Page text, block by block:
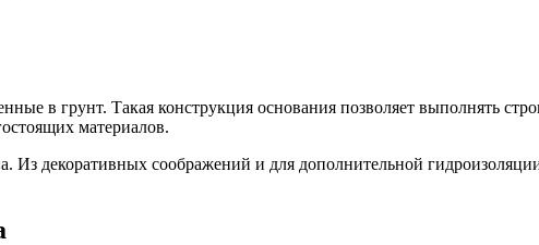
в грунт. Такая конструкция основания позволяет выполнять
материалов.
декоративных соображений и для дополнительной